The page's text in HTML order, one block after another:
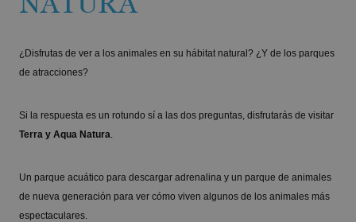
¿Disfrutas de ver a los animales en su hábitat natural? ¿Y de los parques
de atracciones?
Si la respuesta es un rotundo sí a las dos preguntas, disfrutarás de visitar
Terra y Aqua Natura.
Un parque acuático para descargar adrenalina y un parque de animales
de nueva generación para ver cómo viven algunos de los animales más
espectaculares.